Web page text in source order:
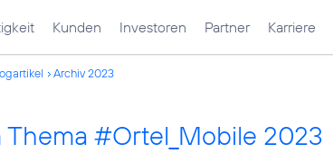
Kunden Investoren Partner Karriere
Archiv 2023
Thema #Ortel_Mobile 2023